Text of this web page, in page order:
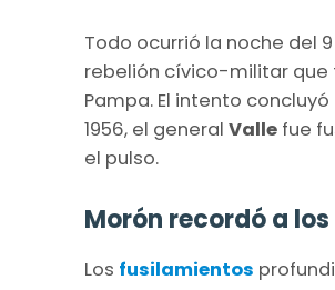
Todo ocurrió la noche del
rebelión cívico-militar que
Pampa. El intento
1956, el general Valle fue
el pulso.
Morón recordó a
Los fusilamientos